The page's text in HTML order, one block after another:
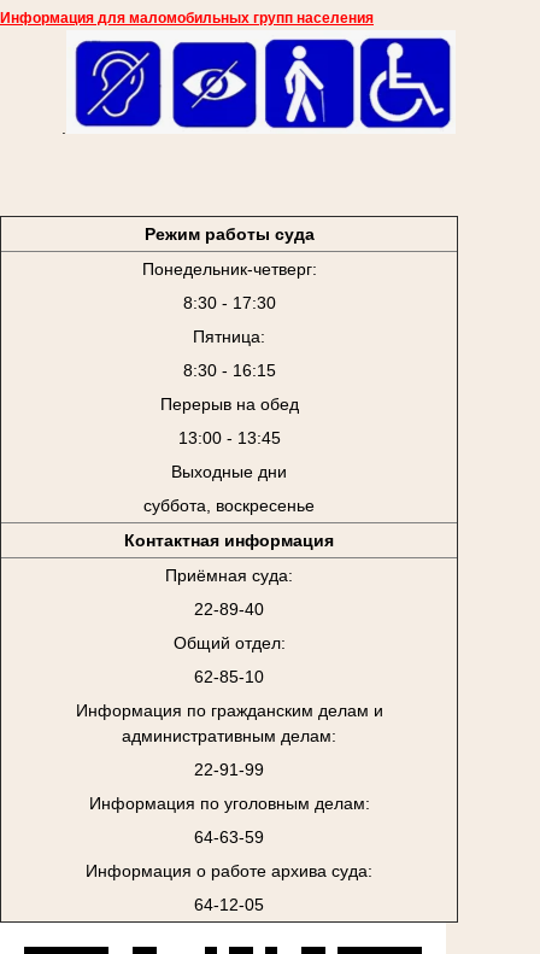
Информация для маломобильных групп населения
.
Режим работы суда
Понедельник-четверг:
8:30 - 17:30
Пятница:
8:30 - 16:15
Перерыв на обед
13:00 - 13:45
Выходные дни
суббота, воскресенье
Контактная информация
Приёмная суда:
22-89-40
Общий отдел:
62-85-10
Информация по гражданским делам и
административным делам:
22-91-99
Информация по уголовным делам:
64-63-59
Информация о работе архива суда:
64-12-05